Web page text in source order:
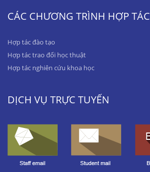
CÁC CHƯƠNG TRÌNH HỢP TÁC
Hợp tác đào tạo
Hợp tác trao đổi học thuật
Hợp tác nghiên cứu khoa học
DỊCH VỤ TRỰC TUYẾN